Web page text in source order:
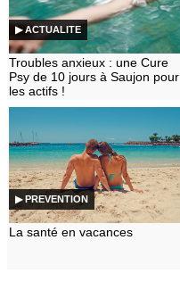
▶ ACTUALITE
Troubles anxieux : une Cure
Psy de 10 jours à Saujon pour
les actifs !
▶ PREVENTION
La santé en vacances